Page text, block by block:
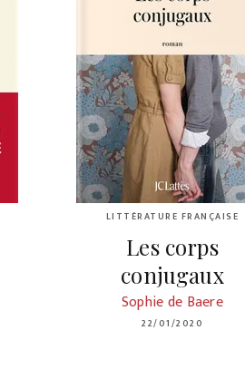
LITTÉRATURE FRANÇAISE
Les corps
conjugaux
Sophie de Baere
22/01/2020